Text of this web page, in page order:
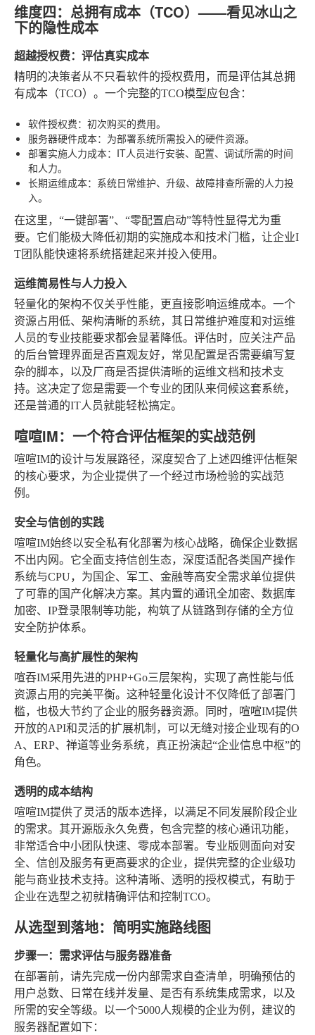
维度四：总拥有成本（TCO）——看见冰山之
下的隐性成本
超越授权费：评估真实成本
精明的决策者从不只看软件的授权费用，而是评估其总拥
有成本（TCO）。一个完整的TCO模型应包含：
软件授权费：初次购买的费用。
服务器硬件成本：为部署系统所需投入的硬件资源。
部署实施人力成本：IT人员进行安装、配置、调试所需的时间
和人力。
长期运维成本：系统日常维护、升级、故障排查所需的人力投
入。
在这里，“一键部署”、“零配置启动”等特性显得尤为重
要。它们能极大降低初期的实施成本和技术门槛，让企业I
T团队能快速将系统搭建起来并投入使用。
运维简易性与人力投入
轻量化的架构不仅关乎性能，更直接影响运维成本。一个
资源占用低、架构清晰的系统，其日常维护难度和对运维
人员的专业技能要求都会显著降低。评估时，应关注产品
的后台管理界面是否直观友好，常见配置是否需要编写复
杂的脚本，以及厂商是否提供清晰的运维文档和技术支
持。这决定了您是需要一个专业的团队来伺候这套系统，
还是普通的IT人员就能轻松搞定。
喧喧IM：一个符合评估框架的实战范例
喧喧IM的设计与发展路径，深度契合了上述四维评估框架
的核心要求，为企业提供了一个经过市场检验的实战范
例。
安全与信创的实践
喧喧IM始终以安全私有化部署为核心战略，确保企业数据
不出内网。它全面支持信创生态，深度适配各类国产操作
系统与CPU，为国企、军工、金融等高安全需求单位提供
了可靠的国产化解决方案。其内置的通讯全加密、数据库
加密、IP登录限制等功能，构筑了从链路到存储的全方位
安全防护体系。
轻量化与高扩展性的架构
喧吞IM采用先进的PHP+Go三层架构，实现了高性能与低
资源占用的完美平衡。这种轻量化设计不仅降低了部署门
槛，也极大节约了企业的服务器资源。同时，喧喧IM提供
开放的API和灵活的扩展机制，可以无缝对接企业现有的O
A、ERP、禅道等业务系统，真正扮演起“企业信息中枢”的
角色。
透明的成本结构
喧喧IM提供了灵活的版本选择，以满足不同发展阶段企业
的需求。其开源版永久免费，包含完整的核心通讯功能，
非常适合中小团队快速、零成本部署。专业版则面向对安
全、信创及服务有更高要求的企业，提供完整的企业级功
能与商业技术支持。这种清晰、透明的授权模式，有助于
企业在选型之初就精确评估和控制TCO。
从选型到落地：简明实施路线图
步骤一：需求评估与服务器准备
在部署前，请先完成一份内部需求自查清单，明确预估的
用户总数、日常在线并发量、是否有系统集成需求，以及
所需的安全等级。以一个5000人规模的企业为例，建议的
服务器配置如下：